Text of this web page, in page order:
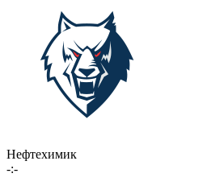
Нефтехимик
-:-